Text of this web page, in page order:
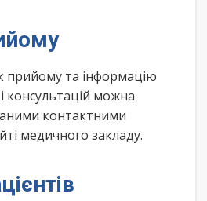
прийому та інформацію
можна
контактними
медичного закладу.